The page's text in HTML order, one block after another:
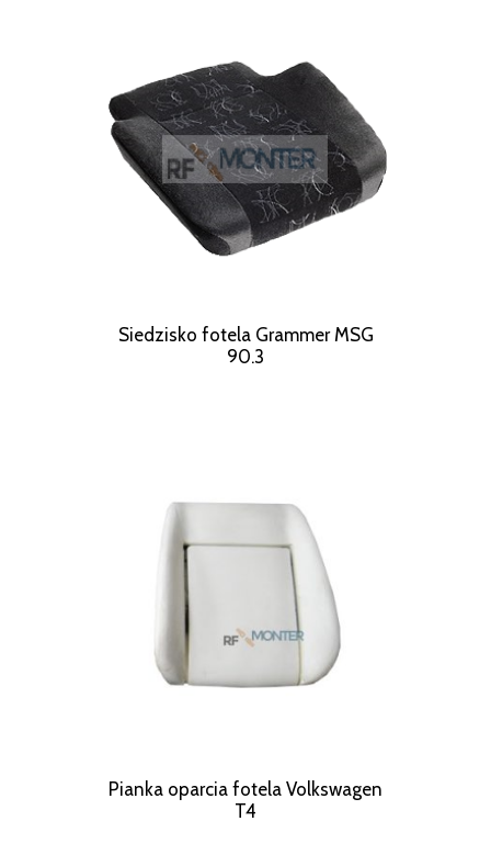
Siedzisko fotela Grammer MSG
90.3
Pianka oparcia fotela Volkswagen
T4